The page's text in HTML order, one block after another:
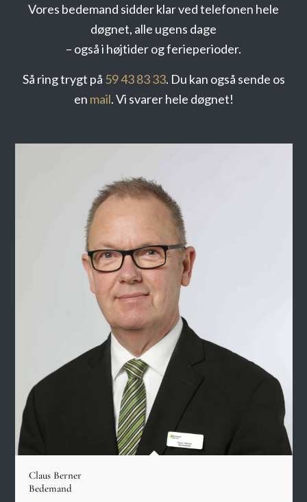
Claus Berner
Bedemand
Vores bedemand sidder klar ved telefonen hele
døgnet, alle ugens dage
– også i højtider og ferieperioder.
Så ring trygt på 59 43 83 33. Du kan også sende os
en mail. Vi svarer hele døgnet!